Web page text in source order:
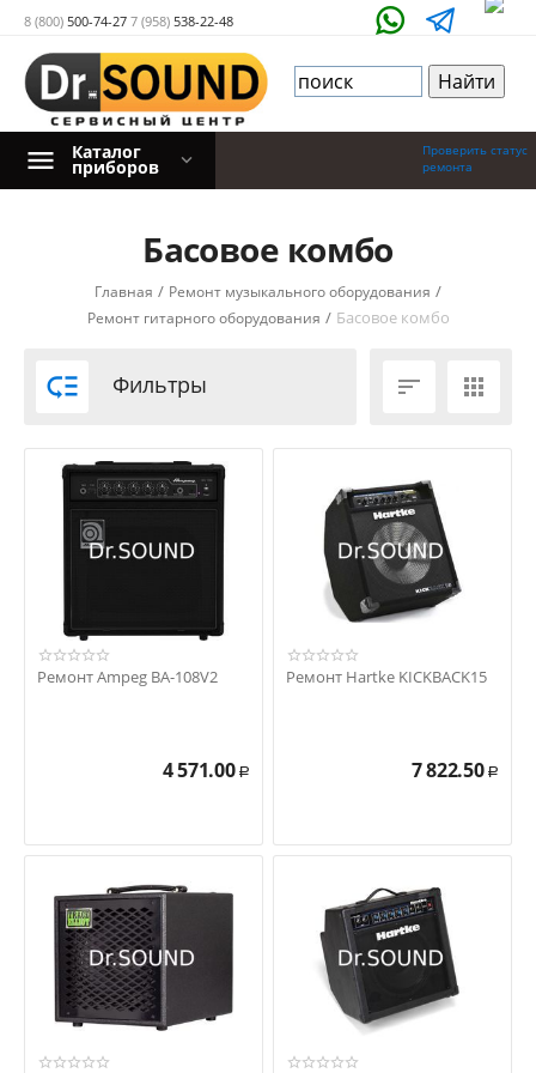
8 (800) 500-74-27 7 (958) 538-22-48
Проверить статус
ремонта
Каталог
приборов
Басовое комбо
Главная / Ремонт музыкального оборудования /
Ремонт гитарного оборудования / Басовое комбо
 Фильтры  
Ремонт Ampeg BA-108V2
4 571.00 Р
Ремонт Hartke KICKBACK15
7 822.50 Р